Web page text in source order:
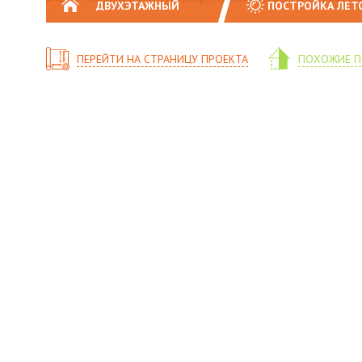
ДВУХЭТАЖНЫЙ ПОСТРОЙКА
ПЕРЕЙТИ НА СТРАНИЦУ ПРОЕКТА ПОХОЖИЕ